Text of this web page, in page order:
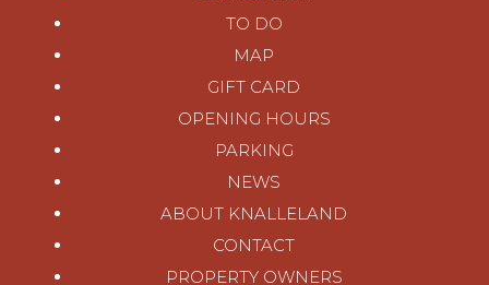
TO DO
MAP
GIFT CARD
OPENING HOURS
PARKING
NEWS
ABOUT KNALLELAND
CONTACT
PROPERTY OWNERS